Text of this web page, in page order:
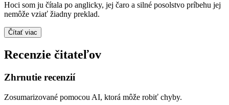
Hoci som ju čítala po anglicky, jej čaro a silné posolstvo príbehu jej
nemôže vziať žiadny preklad.
Čítať viac
Recenzie čitateľov
Zhrnutie recenzií
Zosumarizované pomocou AI, ktorá môže robiť chyby.